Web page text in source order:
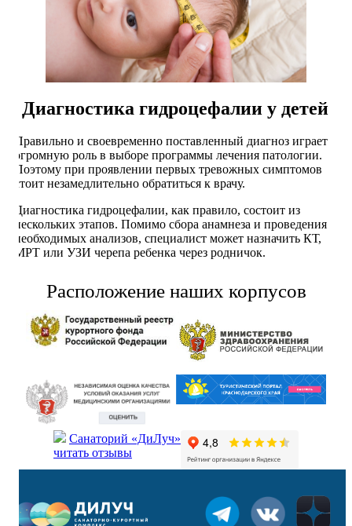
Диагностика гидроцефалии у детей
Правильно и своевременно поставленный диагноз играет
огромную роль в выборе программы лечения патологии.
Поэтому при проявлении первых тревожных симптомов
стоит незамедлительно обратиться к врачу.
Диагностика гидроцефалии, как правило, состоит из
нескольких этапов. Помимо сбора анамнеза и проведения
необходимых анализов, специалист может назначить КТ,
МРТ или УЗИ черепа ребенка через родничок.
Расположение наших корпусов
Санаторий «ДиЛуч»
читать отзывы